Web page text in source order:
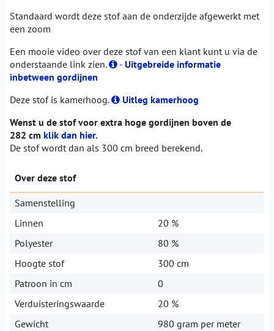
Standaard wordt deze stof aan de onderzijde afgewerkt met
een zoom
Een mooie video over deze stof van een klant kunt u via de
onderstaande link zien.
- Uitgebreide informatie
inbetween gordijnen
Deze stof is kamerhoog.
Uitleg kamerhoog
Wenst u de stof voor extra hoge gordijnen boven de
282 cm klik dan hier.
De stof wordt dan als 300 cm breed berekend.
Over deze stof
Samenstelling
Linnen
20 %
Polyester
80 %
Hoogte stof
300 cm
Patroon in cm
0
Verduisteringswaarde
20 %
Gewicht
980 gram per meter